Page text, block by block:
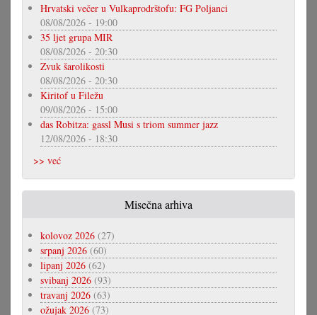
Hrvatski večer u Vulkaprodrštofu: FG Poljanci
08/08/2026 - 19:00
35 ljet grupa MIR
08/08/2026 - 20:30
Zvuk šarolikosti
08/08/2026 - 20:30
Kiritof u Filežu
09/08/2026 - 15:00
das Robitza: gassl Musi s triom summer jazz
12/08/2026 - 18:30
>> već
Misečna arhiva
kolovoz 2026 (27)
srpanj 2026 (60)
lipanj 2026 (62)
svibanj 2026 (93)
travanj 2026 (63)
ožujak 2026 (73)